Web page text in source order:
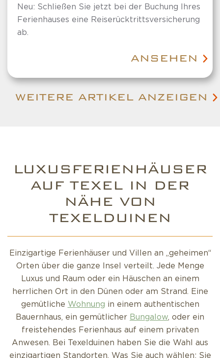
Neu: Schließen Sie jetzt bei der Buchung Ihres
Ferienhauses eine Reiserücktrittsversicherung
ab.
ANSEHEN
WEITERE ARTIKEL ANZEIGEN
LUXUSFERIENHÄUSER
AUF TEXEL IN DER
NÄHE VON
TEXELDUINEN
Einzigartige Ferienhäuser und Villen an „geheimen“
Orten über die ganze Insel verteilt. Jede Menge
Luxus und Raum oder ein Häuschen an einem
herrlichen Ort in den Dünen oder am Strand. Eine
gemütliche Wohnung in einem authentischen
Bauernhaus, ein gemütlicher Bungalow, oder ein
freistehendes Ferienhaus auf einem privaten
Anwesen. Bei Texelduinen haben Sie die Wahl aus
einzigartigen Standorten. Was Sie auch wählen: Sie